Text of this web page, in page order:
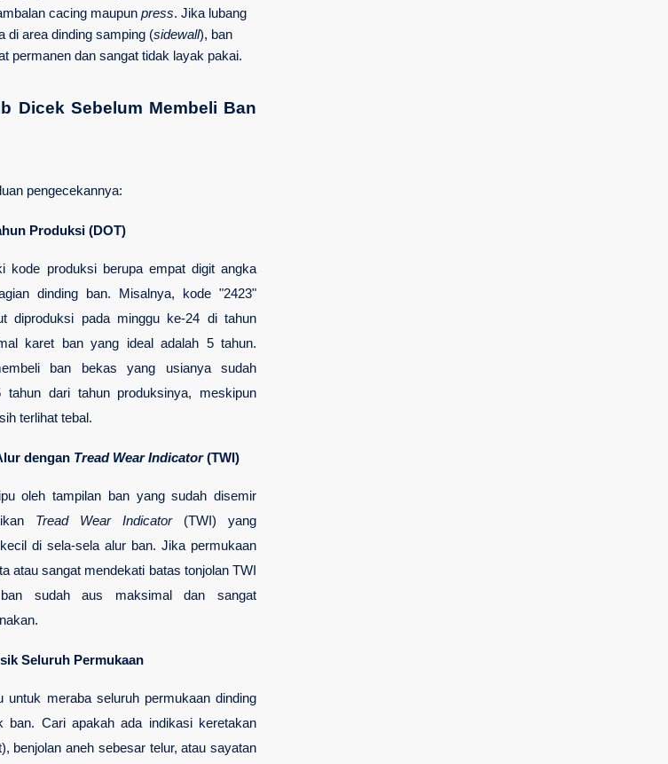
cacing maupun press. Jika lubang
di area dinding samping (sidewall), ban
permanen dan sangat tidak layak pakai.
Dicek Sebelum Membeli Ban
pengecekannya:
Produksi (DOT)
kode produksi berupa empat digit angka
dinding ban. Misalnya, kode "2423"
diproduksi pada minggu ke-24 di tahun
karet ban yang ideal adalah 5 tahun.
ban bekas yang usianya sudah
dari tahun produksinya, meskipun
terlihat tebal.
dengan Tread Wear Indicator (TWI)
oleh tampilan ban yang sudah disemir
Tread Wear Indicator (TWI) yang
di sela-sela alur ban. Jika permukaan
atau sangat mendekati batas tonjolan TWI
sudah aus maksimal dan sangat
Seluruh Permukaan
untuk meraba seluruh permukaan dinding
ban. Cari apakah ada indikasi keretakan
benjolan aneh sebesar telur, atau sayatan